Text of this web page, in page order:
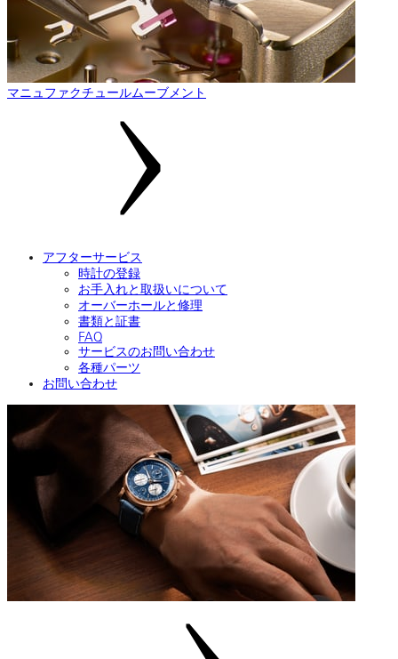
マニュファクチュールムーブメント
アフターサービス
時計の登録
お手入れと取扱いについて
オーバーホールと修理
書類と証書
FAQ
サービスのお問い合わせ
各種パーツ
お問い合わせ